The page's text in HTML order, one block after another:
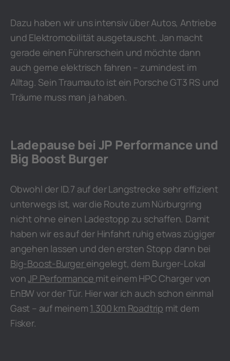
Dazu haben wir uns intensiv über Autos, Antriebe
und Elektromobilität ausgetauscht. Jan macht
gerade einen Führerschein und möchte dann
auch gerne elektrisch fahren – zumindest im
Alltag. Sein Traumauto ist ein Porsche GT3 RS und
Träume muss man ja haben.
Ladepause bei JP Performance und
Big Boost Burger
Obwohl der ID.7 auf der Langstrecke sehr effizient
unterwegs ist, war die Route zum Nürburgring
nicht ohne einen Ladestopp zu schaffen. Damit
haben wir es auf der Hinfahrt ruhig etwas zügiger
angehen lassen und den ersten Stopp dann bei
Big-Boost-Burger eingelegt, dem Burger-Lokal
vonJP Performance mit einem HPC Charger von
EnBW vor der Tür. Hier war ich auch schon einmal
Gast – auf meinem 1.300 km Roadtrip mit dem
Fisker.